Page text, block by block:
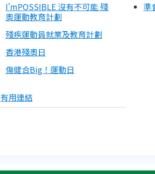
I'mPOSSIBLE 沒有不可能 殘
奧運動教育計劃
殘疾運動員就業及教育計劃
香港殘奧日
傷健合Big！運動日
準
有用連結